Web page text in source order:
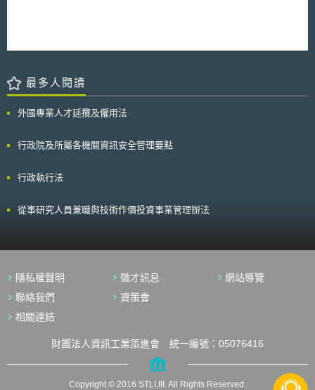
最多人閱讀
外國專業人才延攬及僱用法
行政院及所屬各機關資訊安全管理要點
行政執行法
從事研究人員兼職與技術作價投資事業管理辦法
隱私權聲明 徵才訊息
網站導覽
聯絡我們
資策會
相關連結
財團法人資訊工業策進會 統一編號：05076416
Copyright © 2016 STLI,III. All Rights Reserved.